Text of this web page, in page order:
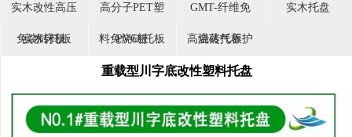
实木改性高压
免烧砖托板
高分子PET塑
料免烧砖托板
GMT-纤维免
烧砖托板
实木托盘
实木床板 PVC板 高温蒸气养护
板
重载型川字底改性塑料托盘